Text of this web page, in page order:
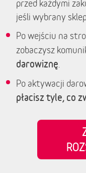
przed każdymi
jeśli wybrany
Po wejściu na
zobaczysz
darowiznę
Po aktywacji
płacisz tyle, co